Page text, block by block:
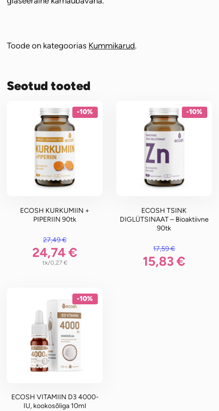
Toode on kategoorias Kummikarud.
Seotud tooted
-10%
ECOSH KURKUMIIN +
PIPERIIN 90tk
27,49€
27,49 €.
24,74€
24,74 €.0,27 €
/tk
-10%
ECOSH TSINK
DIGLÜTSINAAT – Bioaktiivne
90tk
17,59€
Algne hind oli: 17,59 €.
15,83€
-10%
ECOSH VITAMIIN D3 4000-
IU, kookosõliga 10ml